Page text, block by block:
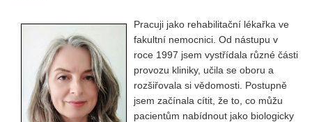
Pracuji jako rehabilitační lékařka ve
fakultní nemocnici. Od nástupu v
roce 1997 jsem vystřídala různé části
provozu kliniky, učila se oboru a
rozšiřovala si vědomosti. Postupně
jsem začínala cítit, že to, co můžu
pacientům nabídnout jako biologicky